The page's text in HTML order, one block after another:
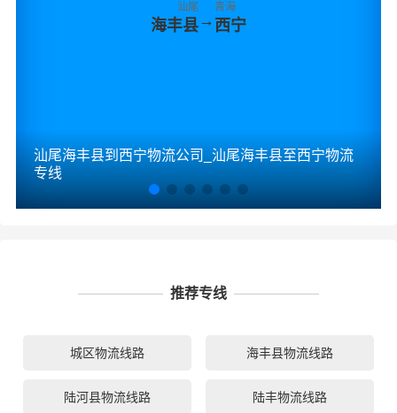
汕尾
海丰县→
青海
西宁
汕尾海丰县到西宁物流公司_汕尾海丰县至西宁物流
专线
推荐专线
城区物流线路 海丰县物流线路
陆河县物流线路 陆丰物流线路